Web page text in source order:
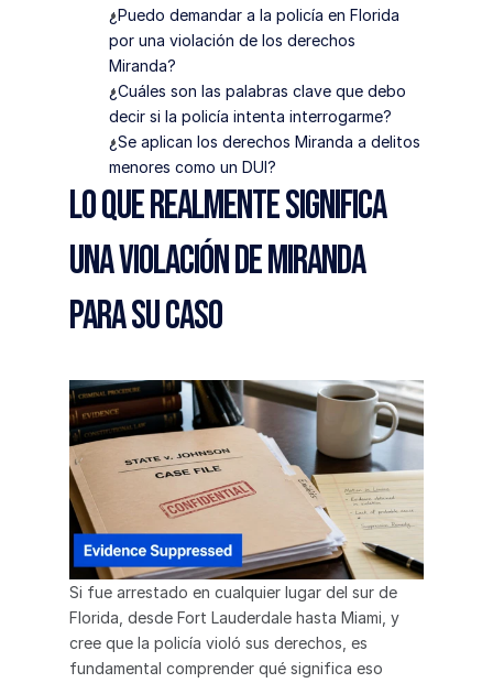
¿Puedo demandar a la policía en Florida
por una violación de los derechos
Miranda?
¿Cuáles son las palabras clave que debo
decir si la policía intenta interrogarme?
¿Se aplican los derechos Miranda a delitos
menores como un DUI?
Lo que realmente significa
una violación de Miranda
para su caso
Si fue arrestado en cualquier lugar del sur de
Florida, desde Fort Lauderdale hasta Miami, y
cree que la policía violó sus derechos, es
fundamental comprender qué significa eso